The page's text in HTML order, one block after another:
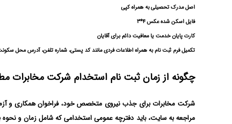
اصل مدرک تحصیلی به همراه کپی
فایل اسکن شده عکس ۴*۳
کارت پایان خدمت یا معافیت دائم برای آقایان
تکمیل فرم‌ ثبت نام به همراه اطلاعات فردی مانند کد پستی، شماره تلفن، آدرس محل
چگونه از زمان ثبت نام استخدام شرکت مخابرات
مراجعه به سایت، باید دفترچه عمومی استخدامی که شامل زمان و نحوه